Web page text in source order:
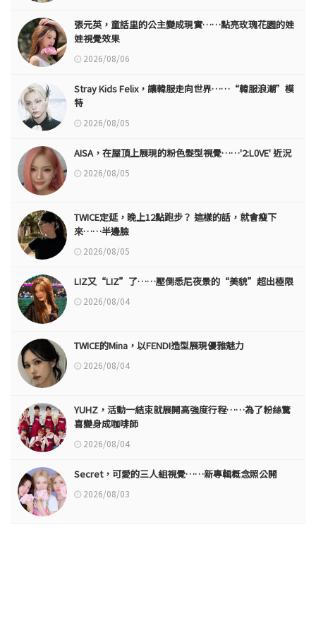
張元英，童話里的公主變成現實……點亮玫瑰花園的娃
娃視覺效果
2026/08/06
Stray Kids Felix，讓韓服走向世界……“韓服浪潮”模
特
2026/08/05
AISA，在屋頂上展現的粉色髮型視覺……'2:L0VE' 近況
2026/08/05
TWICE定延，晚上12點跑步？ 這樣的話，就會瘦下
來……半邊臉
2026/08/05
LIZ又“LIZ”了……壓倒悉尼夜景的“美貌”超出極限
2026/08/04
TWICE的Mina，以FENDI造型展現優雅魅力
2026/08/04
YUHZ，活動一結束就展開高強度行程……為了粉絲驚
喜變身成咖啡師
2026/08/04
Secret，可愛的三人組視覺……新專輯概念照公開
2026/08/03